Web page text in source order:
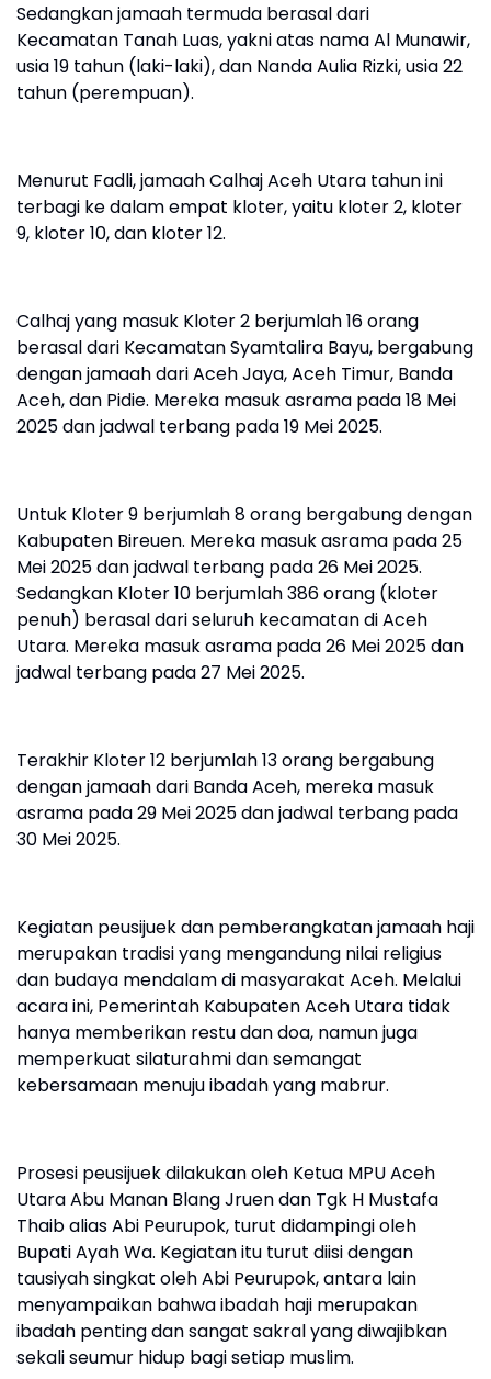
Sedangkan jamaah termuda berasal dari
Kecamatan Tanah Luas, yakni atas nama Al Munawir,
usia 19 tahun (laki-laki), dan Nanda Aulia Rizki, usia 22
tahun (perempuan).
Menurut Fadli, jamaah Calhaj Aceh Utara tahun ini
terbagi ke dalam empat kloter, yaitu kloter 2, kloter
9, kloter 10, dan kloter 12.
Calhaj yang masuk Kloter 2 berjumlah 16 orang
berasal dari Kecamatan Syamtalira Bayu, bergabung
dengan jamaah dari Aceh Jaya, Aceh Timur, Banda
Aceh, dan Pidie. Mereka masuk asrama pada 18 Mei
2025 dan jadwal terbang pada 19 Mei 2025.
Untuk Kloter 9 berjumlah 8 orang bergabung dengan
Kabupaten Bireuen. Mereka masuk asrama pada 25
Mei 2025 dan jadwal terbang pada 26 Mei 2025.
Sedangkan Kloter 10 berjumlah 386 orang (kloter
penuh) berasal dari seluruh kecamatan di Aceh
Utara. Mereka masuk asrama pada 26 Mei 2025 dan
jadwal terbang pada 27 Mei 2025.
Terakhir Kloter 12 berjumlah 13 orang bergabung
dengan jamaah dari Banda Aceh, mereka masuk
asrama pada 29 Mei 2025 dan jadwal terbang pada
30 Mei 2025.
Kegiatan peusijuek dan pemberangkatan jamaah haji
merupakan tradisi yang mengandung nilai religius
dan budaya mendalam di masyarakat Aceh. Melalui
acara ini, Pemerintah Kabupaten Aceh Utara tidak
hanya memberikan restu dan doa, namun juga
memperkuat silaturahmi dan semangat
kebersamaan menuju ibadah yang mabrur.
Prosesi peusijuek dilakukan oleh Ketua MPU Aceh
Utara Abu Manan Blang Jruen dan Tgk H Mustafa
Thaib alias Abi Peurupok, turut didampingi oleh
Bupati Ayah Wa. Kegiatan itu turut diisi dengan
tausiyah singkat oleh Abi Peurupok, antara lain
menyampaikan bahwa ibadah haji merupakan
ibadah penting dan sangat sakral yang diwajibkan
sekali seumur hidup bagi setiap muslim.